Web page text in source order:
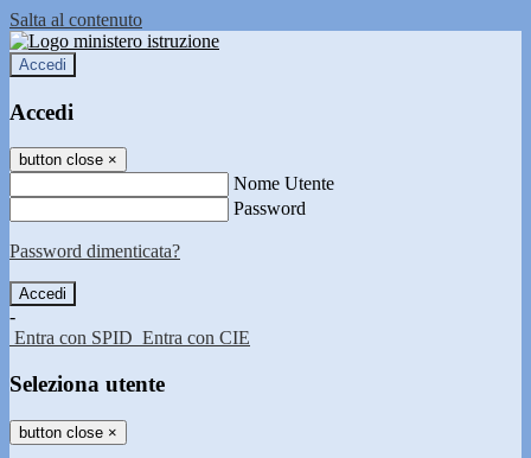
Salta al contenuto
Accedi
Accedi
button close ×
Nome Utente
Password
Password dimenticata?
-
Entra con SPID Entra con CIE
Seleziona utente
button close ×